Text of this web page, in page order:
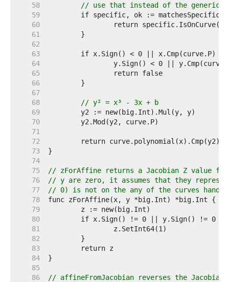
    58
// use that instead of the generic
    59
    60
    61
    62
    63
    64
    65
    66
    67
    68
// y² = x³ - 3x + b
    69
    70
    71
    72
    73
    74
    75
// zForAffine returns a Jacobian Z value
    76
// y are zero, it assumes that they
    77
// 0) is not on the any of the curves
    78
    79
    80
    81
    82
    83
    84
    85
    86
// affineFromJacobian reverses the Jacobian